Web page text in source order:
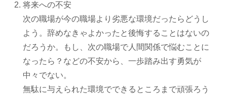
将来への不安
次の職場が今の職場より劣悪な環境だったらどうし
よう。辞めなきゃよかったと後悔することはないの
だろうか。もし、次の職場で人間関係で悩むことに
なったら？などの不安から、一歩踏み出す勇気が
中々でない。
無駄に与えられた環境でできるところまで頑張ろう